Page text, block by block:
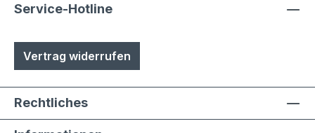
Service-Hotline
Vertrag widerrufen
Rechtliches